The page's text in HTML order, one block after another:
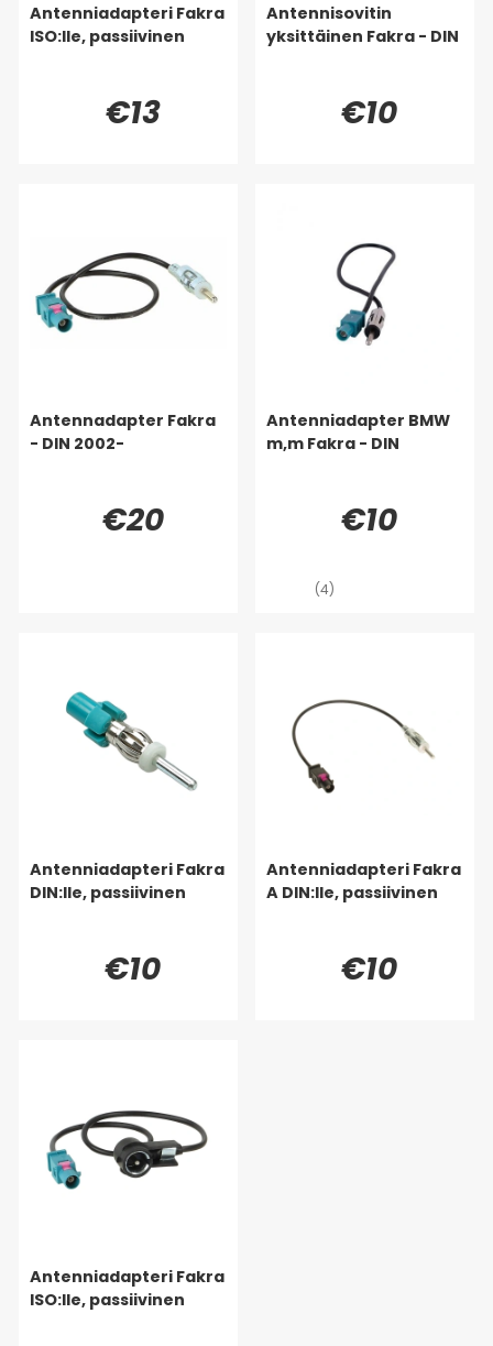
Antenniadapteri Fakra
ISO:lle, passiivinen
€13
Antennisovitin
yksittäinen Fakra - DIN
€10
Antennadapter Fakra
- DIN 2002-
€20
Antenniadapter BMW
m,m Fakra - DIN
€10
(4)
Antenniadapteri Fakra
DIN:lle, passiivinen
€10
Antenniadapteri Fakra
A DIN:lle, passiivinen
€10
Antenniadapteri Fakra
ISO:lle, passiivinen